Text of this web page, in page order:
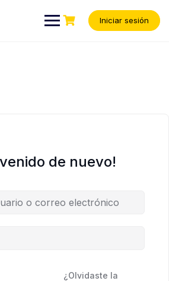
Iniciar sesión
de nuevo!
¿Olvidaste la